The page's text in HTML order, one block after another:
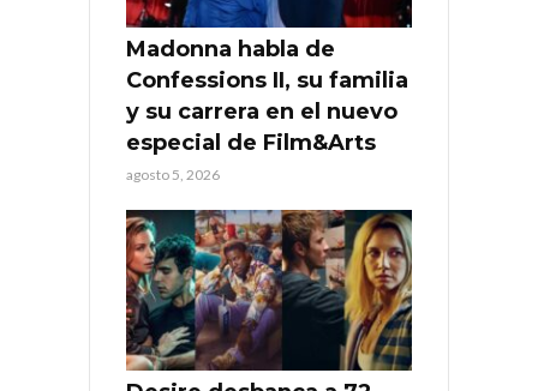
Madonna habla de
Confessions II, su familia
y su carrera en el nuevo
especial de Film&Arts
agosto 5, 2026